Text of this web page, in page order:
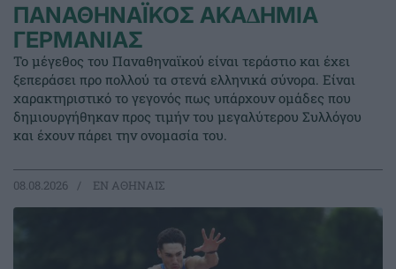
ΠΑΝΑΘΗΝΑΪΚΟΣ ΑΚΑ∆ΗΜΙΑ
ΓΕΡΜΑΝΙΑΣ
Το μέγεθος του Παναθηναϊκού είναι τεράστιο και έχει
ξεπεράσει προ πολλού τα στενά ελληνικά σύνορα. Είναι
χαρακτηριστικό το γεγονός πως υπάρχουν ομάδες που
δημιουργήθηκαν προς τιμήν του μεγαλύτερου Συλλόγου
και έχουν πάρει την ονομασία του.
08.08.2026 EΝ ΑΘΗΝΑΙΣ